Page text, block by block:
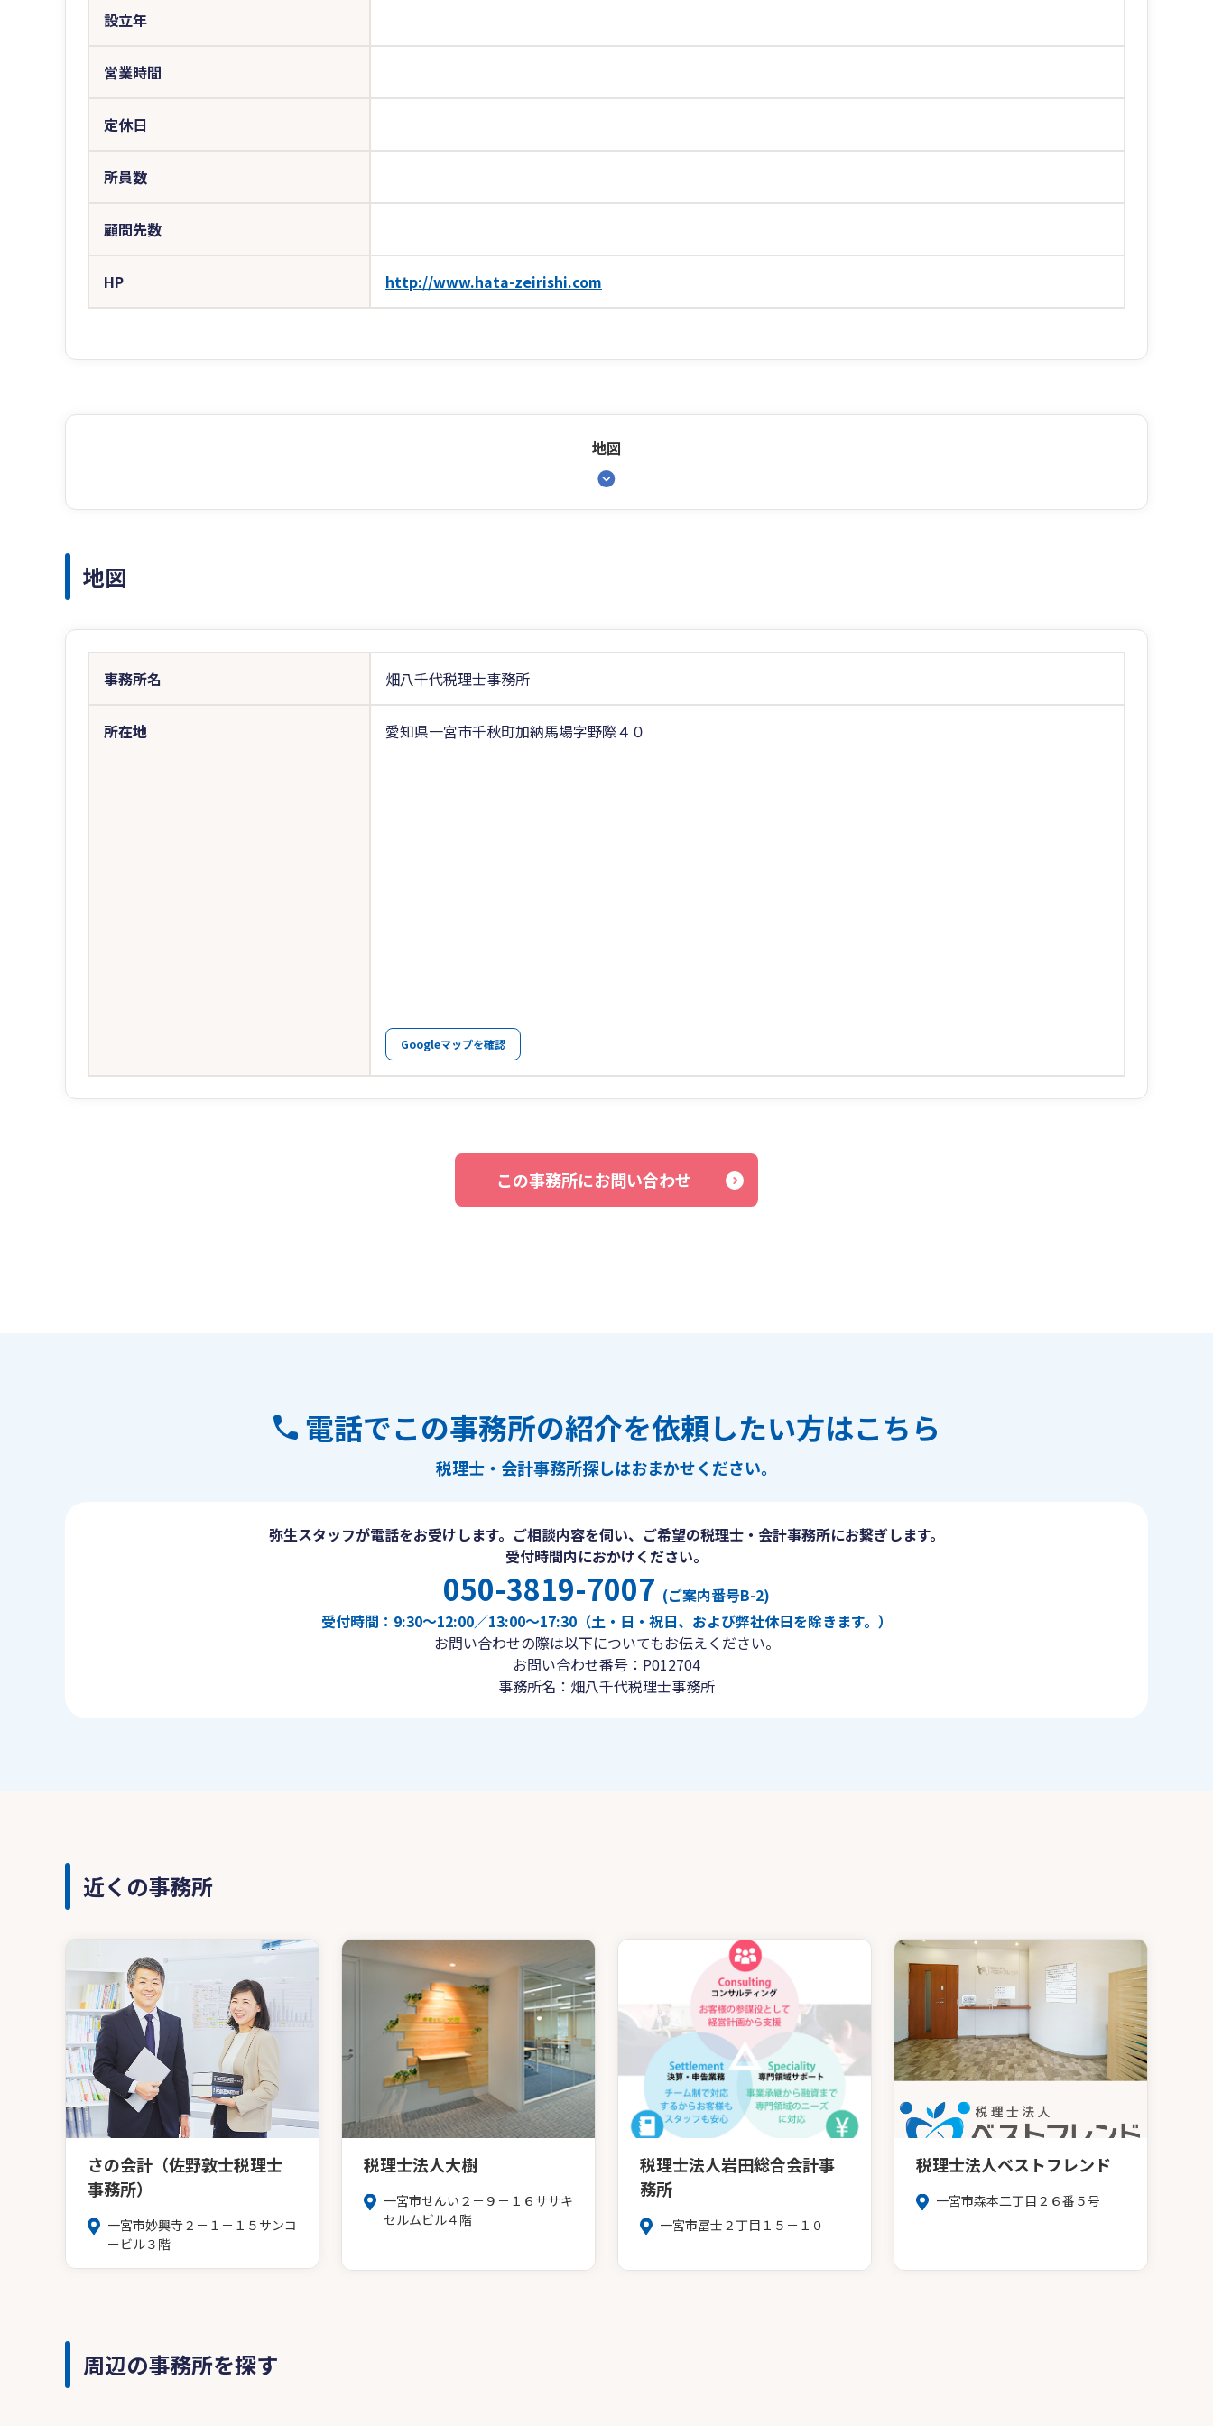
設立年
営業時間
定休日
所員数
顧問先数
HP http://www.hata-zeirishi.com
地図
地図
事務所名 畑八千代税理士事務所
所在地 愛知県一宮市千秋町加納馬場字野際４０
Googleマップを確認
この事務所にお問い合わせ
電話でこの事務所の紹介を依頼したい方はこちら
税理士・会計事務所探しはおまかせください。
弥生スタッフが電話をお受けします。ご相談内容を伺い、ご希望の税理士・会計事務所にお繋ぎします。
受付時間内におかけください。
050-3819-7007 (ご案内番号B-2)
受付時間：9:30〜12:00／13:00〜17:30（土・日・祝日、および弊社休日を除きます。）
お問い合わせの際は以下についてもお伝えください。
お問い合わせ番号：P012704
事務所名：畑八千代税理士事務所
近くの事務所
さの会計（佐野敦士税理士
事務所）
一宮市妙興寺２－１－１５サンコ
ービル３階
税理士法人大樹
一宮市せんい２－９－１６ササキ
セルムビル４階
税理士法人岩田総合会計事
務所
一宮市冨士２丁目１５－１０
税理士法人ベストフレンド
一宮市森本二丁目２６番５号
周辺の事務所を探す